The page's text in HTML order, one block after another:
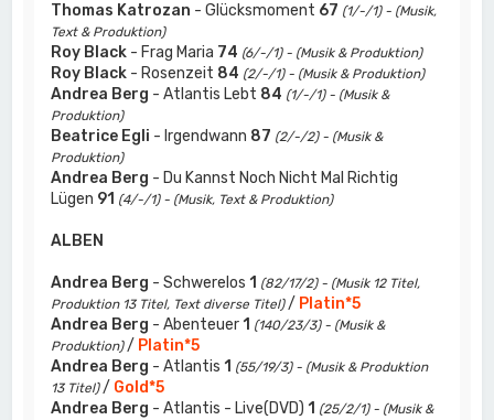
Thomas Katrozan - Glücksmoment 67 (1/-/1) - (Musik,
Text & Produktion)
Roy Black - Frag Maria 74 (6/-/1) - (Musik & Produktion)
Roy Black - Rosenzeit 84 (2/-/1) - (Musik & Produktion)
Andrea Berg - Atlantis Lebt 84 (1/-/1) - (Musik &
Produktion)
Beatrice Egli - Irgendwann 87 (2/-/2) - (Musik &
Produktion)
Andrea Berg - Du Kannst Noch Nicht Mal Richtig
Lügen 91 (4/-/1) - (Musik, Text & Produktion)
ALBEN
Andrea Berg - Schwerelos 1 (82/17/2) - (Musik 12 Titel,
Produktion 13 Titel, Text diverse Titel)/ Platin*5
Andrea Berg - Abenteuer 1 (140/23/3) - (Musik &
Produktion)/ Platin*5
Andrea Berg - Atlantis 1 (55/19/3) - (Musik & Produktion
13 Titel)/ Gold*5
Andrea Berg - Atlantis - Live(DVD) 1 (25/2/1) - (Musik &